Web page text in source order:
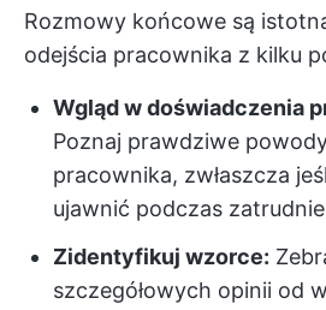
Rozmowy końcowe są
odejścia pracownika z kilku
Wgląd w doświadczenia
Poznaj prawdziwe
pracownika, zwłaszcza
ujawnić podczas
Zidentyfikuj wzorce:
szczegółowych opinii od